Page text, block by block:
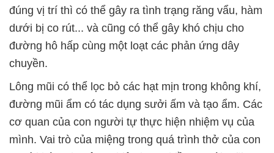
đúng vị trí thì có thể gây ra tình trạng răng vẩu, hàm
dưới bị co rút... và cũng có thể gây khó chịu cho
đường hô hấp cùng một loạt các phản ứng dây
chuyền.
Lông mũi có thể lọc bỏ các hạt mịn trong không khí,
đường mũi ẩm có tác dụng sưởi ấm và tạo ẩm. Các
cơ quan của con người tự thực hiện nhiệm vụ của
mình. Vai trò của miệng trong quá trình thở của con